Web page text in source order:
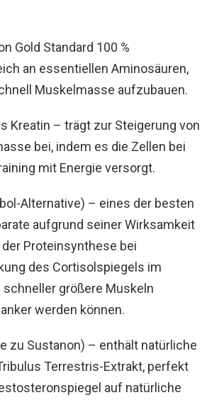
Gold Standard 100 %
an essentiellen Aminosäuren,
Muskelmasse aufzubauen.
Kreatin – trägt zur Steigerung von
bei, indem es die Zellen bei
mit Energie versorgt.
Alternative) – eines der besten
aufgrund seiner Wirksamkeit
Proteinsynthese bei
des Cortisolspiegels im
schneller größere Muskeln
werden können.
zu Sustanon) – enthält natürliche
Terrestris-Extrakt, perfekt
auf natürliche